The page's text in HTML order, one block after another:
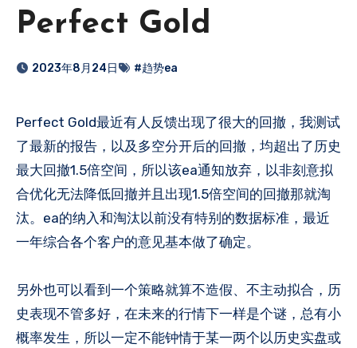
Perfect Gold
2023年8月24日 #趋势ea
Perfect Gold最近有人反馈出现了很大的回撤，我测试
了最新的报告，以及多空分开后的回撤，均超出了历史
最大回撤1.5倍空间，所以该ea通知放弃，以非刻意拟
合优化无法降低回撤并且出现1​.5倍空间的回撤那就淘
汰​。ea的纳入和淘汰以前没有特别的数据标准，最近
一年综合各个客户的意见基本做了确定​。
另外也可以看到一个策略就算不造假、不主动拟合，历
史表现不管多好，在未来的行情下一样是个谜，总有小
概率发生，所以一定不能钟情于某一两个以历史实盘或